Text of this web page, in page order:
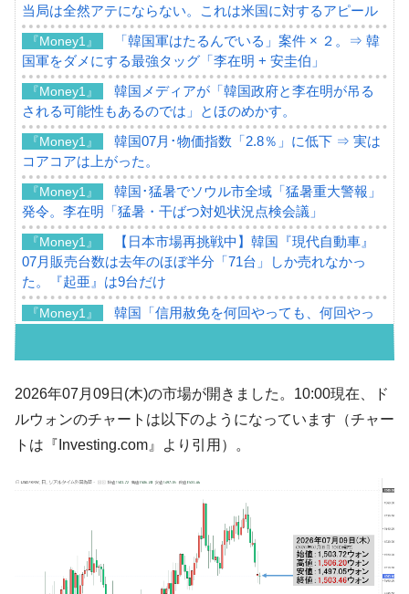
当局は全然アテにならない。これは米国に対するアピール
『Money1』
「韓国軍はたるんでいる」案件 × ２。⇒ 韓
国軍をダメにする最強タッグ「李在明 + 安圭伯」
『Money1』
韓国メディアが「韓国政府と李在明が吊る
される可能性もあるのでは」とほのめかす。
『Money1』
韓国07月･物価指数「2.8％」に低下 ⇒ 実は
コアコアは上がった。
『Money1』
韓国･猛暑でソウル市全域「猛暑重大警報」
発令。李在明「猛暑・干ばつ対処状況点検会議」
『Money1』
【日本市場再挑戦中】韓国『現代自動車』
07月販売台数は去年のほぼ半分「71台」しか売れなかっ
た。『起亜』は9台だけ
『Money1』
韓国「信用赦免を何回やっても、何回やっ
韓国K9専用砲弾･装薬自動供給装甲車両･珍
兵器「K10」が改良に乗り出す。
体だけで410億ドル、輸出全体の41％もある
『Money1』
韓国･李在明「青年層の雇用状況が悪い。せ
や、若者に起業させよう」⇒ どんな雇用対策だソレ。
『Money1』
【韓国の外貨準備】2026年07月は4,279億ド
ル。外平債の発行「19.4億ドル」
『Money1』
韓国「ここは北朝鮮なのか。選管がサーバ
2026年07月09日(木)の市場が開きました。10:00現在、ド
ルウォンのチャートは以下のようになっています（チャー
トは『Investing.com』より引用）。